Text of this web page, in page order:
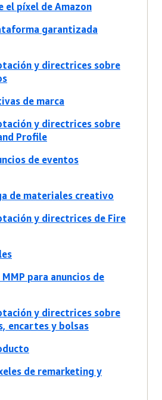
el píxel de Amazon
garantizada
y directrices sobre
de marca
y directrices sobre
Profile
de eventos
de materiales creativo
y directrices de Fire
para anuncios de
y directrices sobre
encartes y bolsas
de remarketing y